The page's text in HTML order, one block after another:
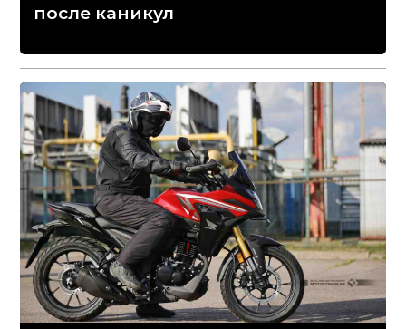
после каникул